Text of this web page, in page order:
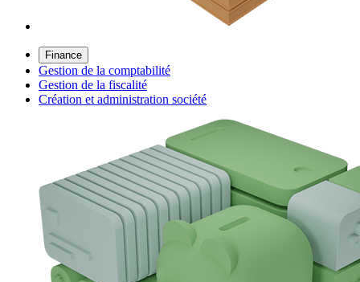
Finance
Gestion de la comptabilité
Gestion de la fiscalité
Création et administration société